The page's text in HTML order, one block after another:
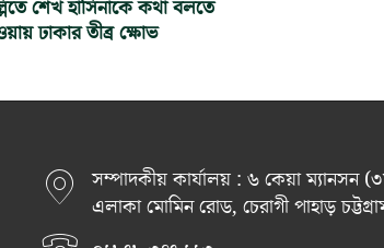
শেখ হাসিনাকে কথা বলতে
ঢাকার তীব্র ক্ষোভ
সম্পাদকীয় কার্যালয় : ৬ কেয়া ম্যানসন
এলাকা মোমিন রোড, চেরাগী পাহাড়